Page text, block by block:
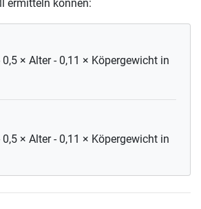
ermitteln können:
× Alter - 0,11 × Köpergewicht in
× Alter - 0,11 × Köpergewicht in